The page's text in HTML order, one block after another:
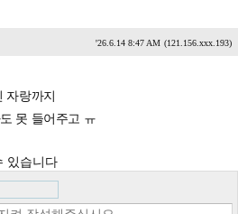
'26.6.14 8:47 AM (121.156.xxx.193)
자랑까지
못 들어주고 ㅠ
있습니다